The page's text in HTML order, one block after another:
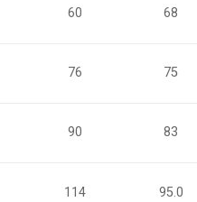
60 68
76 75
90 83
114 95.0